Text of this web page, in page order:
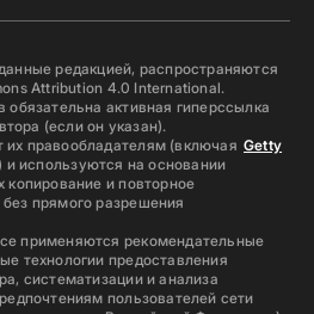
редакцией, распространяются
Attribution 4.0 International.
обязательна активная гиперссылка
(если он указан).
правообладателям (включая Getty
и используются на основании
копирование и повторное
прямого разрешения
применяются рекомендательные
технологии предоставления
систематизации и анализа
пользователей сети